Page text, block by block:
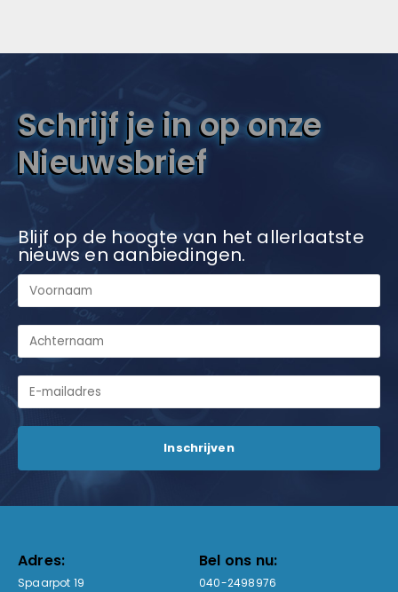
Schrijf je in op onze
Nieuwsbrief
Blijf op de hoogte van het allerlaatste
nieuws en aanbiedingen.
Adres:
Spaarpot 19
Bel ons nu:
040-2498976